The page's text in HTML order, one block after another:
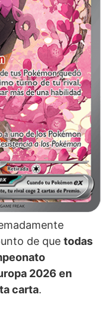
de que todas
2026 en
carta.